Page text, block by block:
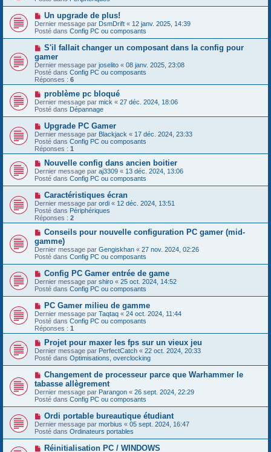
e
e
s
s
a
g
e
v
e
a
u
m
e
s
s
a
g
e
N
o
u
v
e
a
u
m
e
s
s
a
g
e
Un upgrade de plus!
Dernier message par DsmDrift « 12 janv. 2025, 14:39
Posté dans Config PC ou composants
N
u
v
e
a
m
e
s
s
a
g
e
S'il fallait changer un composant dans la config pour
gamer
Dernier message par joselito « 08 janv. 2025, 23:08
Posté dans Config PC ou composants
Réponses : 6
N
o
u
v
e
a
u
m
e
s
a
g
e
problème pc bloqué
Dernier message par mick « 27 déc. 2024, 18:06
Posté dans Dépannage
N
o
u
v
e
a
u
m
e
s
a
g
e
Upgrade PC Gamer
Dernier message par Blackjack « 17 déc. 2024, 23:33
Posté dans Config PC ou composants
Réponses : 1
N
o
u
v
a
u
m
e
s
a
g
e
Nouvelle config dans ancien boitier
Dernier message par aj3309 « 13 déc. 2024, 13:06
Posté dans Config PC ou composants
N
o
u
v
e
a
m
e
s
s
a
g
e
Caractéristiques écran
Dernier message par ordi « 12 déc. 2024, 13:51
Posté dans Périphériques
Réponses : 2
N
u
v
e
a
u
m
e
s
s
a
g
e
Conseils pour nouvelle configuration PC gamer (mid-
gamme)
Dernier message par Gengiskhan « 27 nov. 2024, 02:26
Posté dans Config PC ou composants
N
o
u
v
e
a
u
m
e
s
a
g
e
Config PC Gamer entrée de game
Dernier message par shiro « 25 oct. 2024, 14:52
Posté dans Config PC ou composants
N
o
u
v
e
a
u
m
e
s
a
g
e
PC Gamer milieu de gamme
Dernier message par Taqtaq « 24 oct. 2024, 11:44
Posté dans Config PC ou composants
Réponses : 1
N
o
u
v
a
u
m
e
s
s
g
e
Projet pour maxer les fps sur un vieux jeu
Dernier message par PerfectCatch « 22 oct. 2024, 20:33
Posté dans Optimisations, overclocking
N
o
u
v
e
a
u
m
e
s
s
Changement de processeur parce que Warhammer le
tabasse allègrement
Dernier message par Parangon « 26 sept. 2024, 22:29
Posté dans Config PC ou composants
N
o
u
v
e
a
Ordi portable bureautique étudiant
Dernier message par morbius « 05 sept. 2024, 16:47
Posté dans Ordinateurs portables
NRéinitialisation PC / WINDOWS